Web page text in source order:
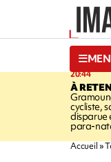
20:44
À
cycliste,
disparue
para-
Accueil